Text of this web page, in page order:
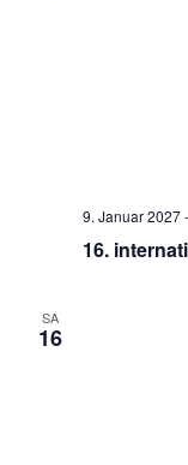
9. Januar 2027-
16.
SA
16